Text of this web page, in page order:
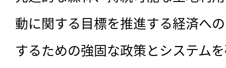
動に関する目標を推進する経済へ
するための強固な政策とシステム